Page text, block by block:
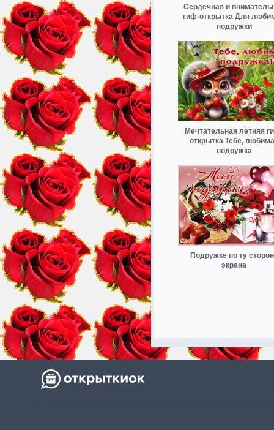
Сердечная и
гиф-открытка Для
подружки
Мечтательная летняя
открытка Тебе,
подружка
Подружке по ту
экрана